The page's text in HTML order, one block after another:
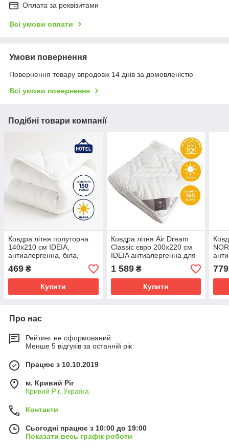
Оплата за реквізитами
Всі умови оплати
Умови повернення
Повернення товару впродовж 14 днів за домовленістю
Всі умови повернення
Подібні товари компанії
Ковдра літня полуторна
140х210 см IDEIA,
антиалергенна, біла,
легка для літа, для готелів
та дому
469 ₴
Купити
Ковдра літня Air Dream
Classic євро 200х220 см
IDEIA антиалергенна для
літа легка ковдра
1 589₴
Купити
літа
779
Про нас
Рейтинг не сформований
Менше 5 відгуків за останній рік
Працює з 10.10.2019
м. Кривий Ріг
Кривий Ріг, Україна
Контакти
Сьогодні працює з 10:00 до 19:00
Показати весь графік роботи